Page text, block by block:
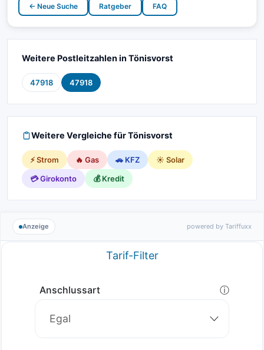
← Neue Suche Ratgeber FAQ
Weitere Postleitzahlen in Tönisvorst
47918 47918
Weitere Vergleiche für Tönisvorst
⚡ Strom 🔥 Gas 🚗 KFZ
☀️ Solar
💳 Girokonto
💰 Kredit
Anzeige powered by Tariffuxx